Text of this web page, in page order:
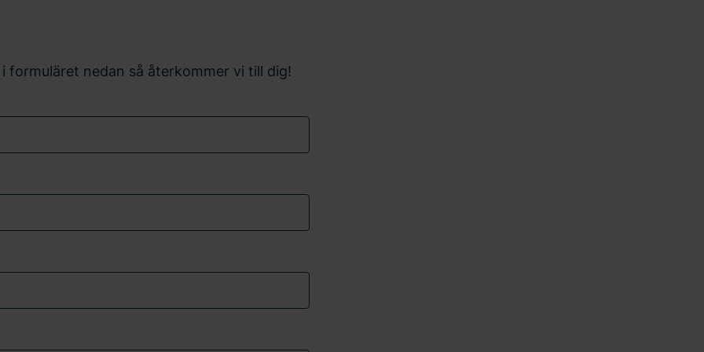
formuläret nedan så återkommer vi till dig!